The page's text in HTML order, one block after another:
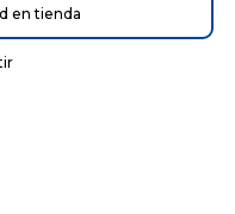
en tienda